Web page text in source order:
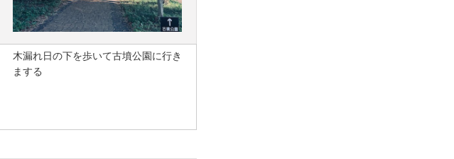
木漏れ日の下を歩いて古墳公園に行き
まする